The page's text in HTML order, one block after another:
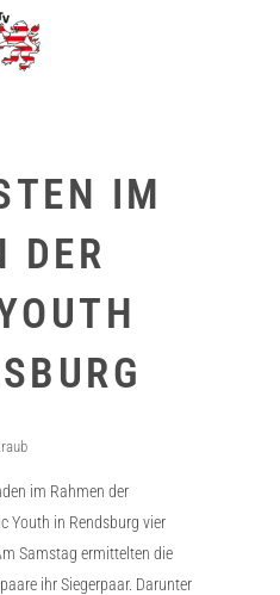
IM
DER
im Rahmen der
Youth in Rendsburg vier
Samstag ermittelten die
ihr Siegerpaar. Darunter